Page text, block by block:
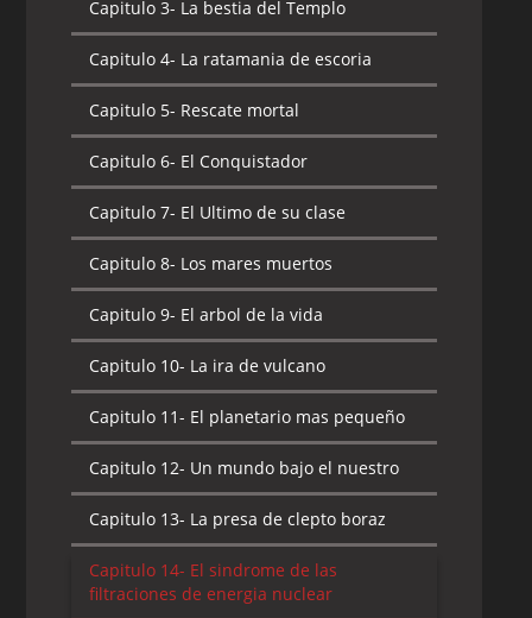
Capitulo 3- La bestia del Templo
Capitulo 4- La ratamania de escoria
Capitulo 5- Rescate mortal
Capitulo 6- El Conquistador
Capitulo 7- El Ultimo de su clase
Capitulo 8- Los mares muertos
Capitulo 9- El arbol de la vida
Capitulo 10- La ira de vulcano
Capitulo 11- El planetario mas pequeño
Capitulo 12- Un mundo bajo el nuestro
Capitulo 13- La presa de clepto boraz
Capitulo 14- El sindrome de las
filtraciones de energia nuclear